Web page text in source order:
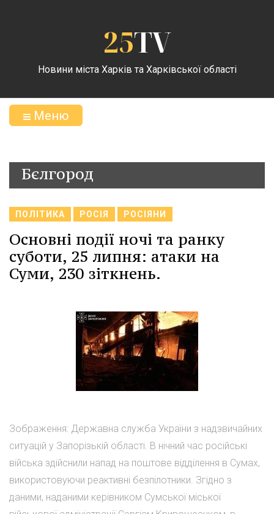
25TV
Новини міста Харків та Харківської області
Меню
Бєлгород
ПОЛІТИКА РОСІЯ РОСІЯНИ
Основні події ночі та ранку
суботи, 25 липня: атаки на
Суми, 230 зіткнень.
Зображення: Державна служба України з надзвичайних
ситуацій у Запорізькій області. В нічний час російські
війська здійснили напад на поштове відділення в Сумах,
використовуючи реактивні безпілотники. Згідно з
даними, наданими керівником Сумської міської